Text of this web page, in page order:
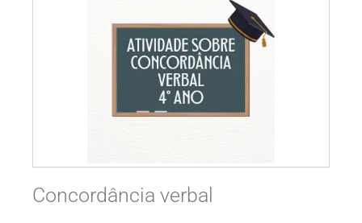
Concordância verbal